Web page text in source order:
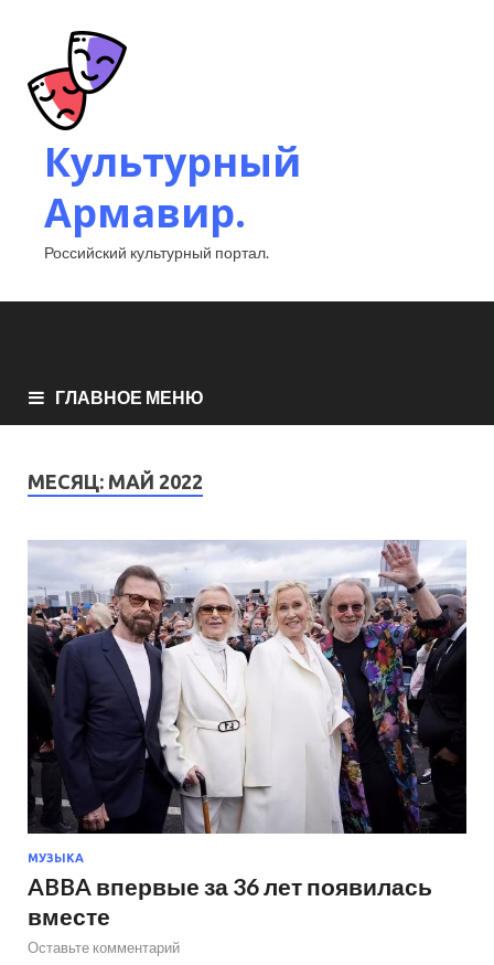
Культурный
Армавир.
Российский культурный портал.
ГЛАВНОЕ МЕНЮ
МЕСЯЦ: МАЙ 2022
МУЗЫКА
ABBA впервые за 36 лет появилась
вместе
Оставьте комментарий